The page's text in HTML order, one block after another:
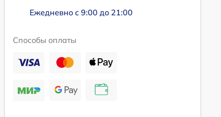
Ежедневно с 9:00 до 21:00
Способы оплаты